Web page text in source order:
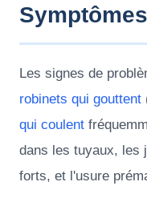
Les signes de
robinets qui gouttent
qui coulent
dans les tuyaux, les
forts, et l'usure